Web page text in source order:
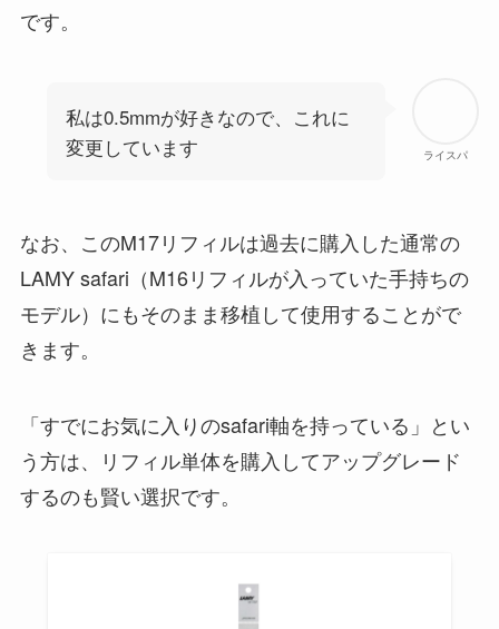
です。
ライスパ
私は0.5mmが好きなので、これに
変更しています
なお、このM17リフィルは過去に購入した通常の
LAMY safari（M16リフィルが入っていた手持ちの
モデル）にもそのまま移植して使用することがで
きます。
「すでにお気に入りのsafari軸を持っている」とい
う方は、リフィル単体を購入してアップグレード
するのも賢い選択です。